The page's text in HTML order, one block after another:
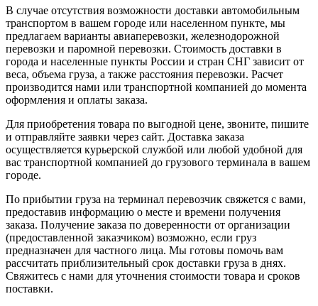
В случае отсутствия возможности доставки автомобильным
транспортом в вашем городе или населенном пункте, мы
предлагаем варианты авиаперевозки, железнодорожной
перевозки и паромной перевозки. Стоимость доставки в
города и населенные пункты России и стран СНГ зависит от
веса, объема груза, а также расстояния перевозки. Расчет
производится нами или транспортной компанией до момента
оформления и оплаты заказа.
Для приобретения товара по выгодной цене, звоните, пишите
и отправляйте заявки через сайт. Доставка заказа
осуществляется курьерской службой или любой удобной для
вас транспортной компанией до грузового терминала в вашем
городе.
По прибытии груза на терминал перевозчик свяжется с вами,
предоставив информацию о месте и времени получения
заказа. Получение заказа по доверенности от организации
(предоставленной заказчиком) возможно, если груз
предназначен для частного лица. Мы готовы помочь вам
рассчитать приблизительный срок доставки груза в днях.
Свяжитесь с нами для уточнения стоимости товара и сроков
поставки.